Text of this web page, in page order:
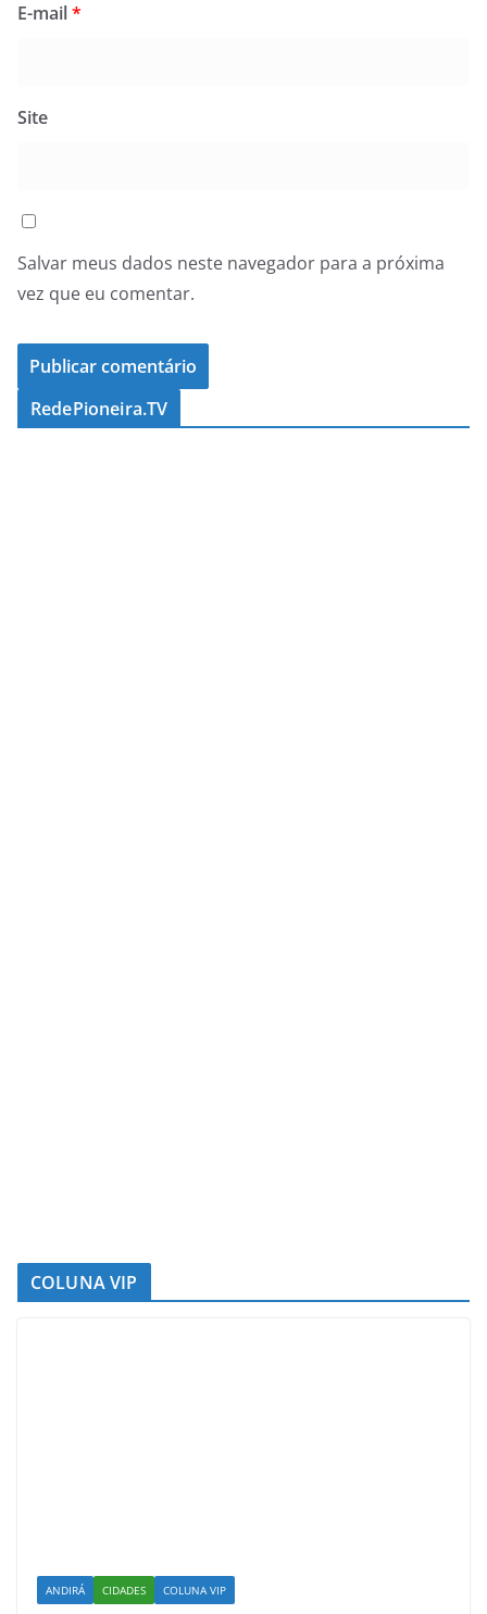
E-mail*
Site
Salvar meus dados neste navegador para a próxima
vez que eu comentar.
RedePioneira.TV
COLUNA VIP
ANDIRÁ CIDADES COLUNA VIP